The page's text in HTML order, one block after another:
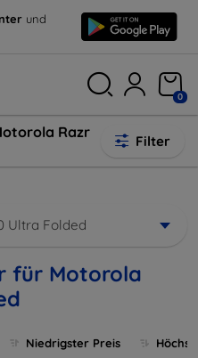
und
0
Razr
Filter
Ultra Folded
für Motorola
Niedrigster Preis